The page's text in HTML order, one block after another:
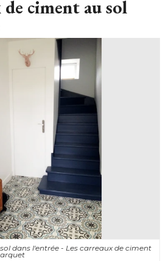
ciment au sol
dans l'entrée - Les carreaux de ciment